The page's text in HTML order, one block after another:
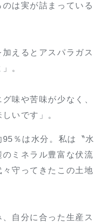
は実が詰まっている
えるとアスパラガス
。
味や苦味が少なく、
いです」。
％は水分。私は〝水
ミネラル豊富な伏流
守ってきたこの土地
自分に合った生産ス